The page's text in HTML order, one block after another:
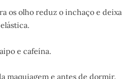
os olho reduz o inchaço e deixa
e cafeína.
maquiagem e antes de dormir.